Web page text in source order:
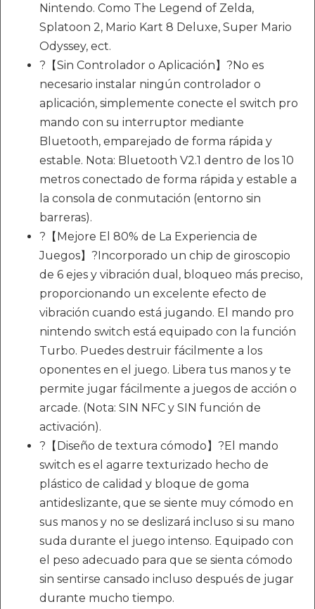
Nintendo. Como The Legend of Zelda,
Splatoon 2, Mario Kart 8 Deluxe, Super Mario
Odyssey, ect.
?【Sin Controlador o Aplicación】?No es
necesario instalar ningún controlador o
aplicación, simplemente conecte el switch pro
mando con su interruptor mediante
Bluetooth, emparejado de forma rápida y
estable. Nota: Bluetooth V2.1 dentro de los 10
metros conectado de forma rápida y estable a
la consola de conmutación (entorno sin
barreras).
?【Mejore El 80% de La Experiencia de
Juegos】?Incorporado un chip de giroscopio
de 6 ejes y vibración dual, bloqueo más preciso,
proporcionando un excelente efecto de
vibración cuando está jugando. El mando pro
nintendo switch está equipado con la función
Turbo. Puedes destruir fácilmente a los
oponentes en el juego. Libera tus manos y te
permite jugar fácilmente a juegos de acción o
arcade. (Nota: SIN NFC y SIN función de
activación).
?【Diseño de textura cómodo】?El mando
switch es el agarre texturizado hecho de
plástico de calidad y bloque de goma
antideslizante, que se siente muy cómodo en
sus manos y no se deslizará incluso si su mano
suda durante el juego intenso. Equipado con
el peso adecuado para que se sienta cómodo
sin sentirse cansado incluso después de jugar
durante mucho tiempo.